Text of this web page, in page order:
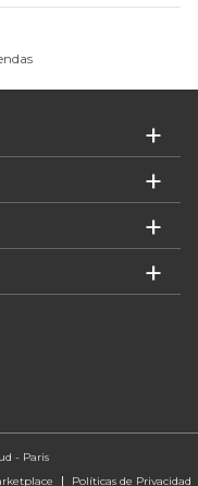
- Paris
Políticas de Privacidad